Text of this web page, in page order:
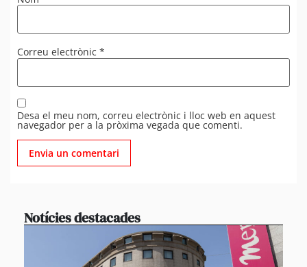
Correu electrònic *
Desa el meu nom, correu electrònic i lloc web en aquest
navegador per a la pròxima vegada que comenti.
Notícies destacades